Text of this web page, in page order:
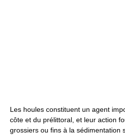
Les houles constituent un agent
côte et du prélittoral, et leur action
grossiers ou fins à la sédimentation